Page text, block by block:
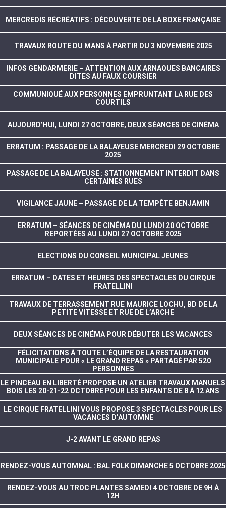
MERCREDIS RÉCRÉATIFS : DÉCOUVERTE DE LA BOXE FRANÇAISE
TRAVAUX ROUTE DU MANS À PARTIR DU 3 NOVEMBRE 2025
INFOS GENDARMERIE – ATTENTION AUX ARNAQUES BANCAIRES
DITES AU FAUX COURSIER
COMMUNIQUÉ AUX PERSONNES EMPRUNTANT LA RUE DES
COURTILS
AUJOURD’HUI, LUNDI 27 OCTOBRE, DEUX SÉANCES DE CINÉMA
ERRATUM : PASSAGE DE LA BALAYEUSE MERCREDI 29 OCTOBRE
2025
PASSAGE DE LA BALAYEUSE : STATIONNEMENT INTERDIT DANS
CERTAINES RUES
VIGILANCE JAUNE – PASSAGE DE LA TEMPÊTE BENJAMIN
ERRATUM – SÉANCES DE CINÉMA DU LUNDI 20 OCTOBRE
REPORTÉES AU LUNDI 27 OCTOBRE 2025
ELECTIONS DU CONSEIL MUNICIPAL JEUNES
ERRATUM – DATES ET HEURES DES SPECTACLES DU CIRQUE
FRATELLINI
TRAVAUX DE TERRASSEMENT RUE MAURICE LOCHU, BD DE LA
PETITE VITESSE ET RUE DE L’ARCHE
DEUX SÉANCES DE CINÉMA POUR DÉBUTER LES VACANCES
FÉLICITATIONS À TOUTE L’ÉQUIPE DE LA RESTAURATION
MUNICIPALE POUR « LE GRAND REPAS » PARTAGÉ PAR 520
PERSONNES
LE PINCEAU EN LIBERTÉ PROPOSE UN ATELIER TRAVAUX MANUELS
BOIS LES 20-21-22 OCTOBRE POUR LES ENFANTS DE 8 À 12 ANS
LE CIRQUE FRATELLINI VOUS PROPOSE 3 SPECTACLES POUR LES
VACANCES D’AUTOMNE
J-2 AVANT LE GRAND REPAS
RENDEZ-VOUS AUTOMNAL : BAL FOLK DIMANCHE 5 OCTOBRE 2025
RENDEZ-VOUS AU TROC PLANTES SAMEDI 4 OCTOBRE DE 9H À
12H